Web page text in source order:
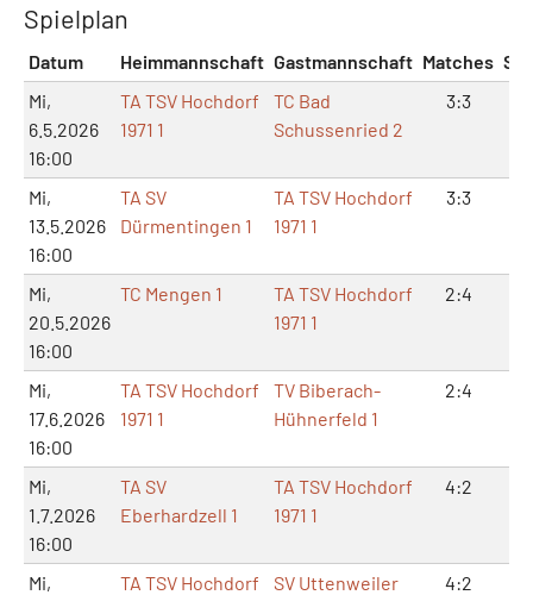
Spielplan
Datum Heimmannschaft Gastmannschaft Matches
Mi,
6.5.2026
16:00
TA TSV Hochdorf
1971 1
TC Bad
Schussenried 2
3:3
Mi,
13.5.2026
16:00
TA SV
Dürmentingen 1
TA TSV Hochdorf
1971 1
3:3
Mi,
20.5.2026
16:00
TC Mengen 1
TA TSV Hochdorf
1971 1
2:4
Mi,
17.6.2026
16:00
TA TSV Hochdorf
1971 1
TV Biberach-
Hühnerfeld 1
2:4
Mi,
1.7.2026
16:00
TA SV
Eberhardzell 1
TA TSV Hochdorf
1971 1
4:2
Mi,
TA TSV Hochdorf
SV Uttenweiler
4:2